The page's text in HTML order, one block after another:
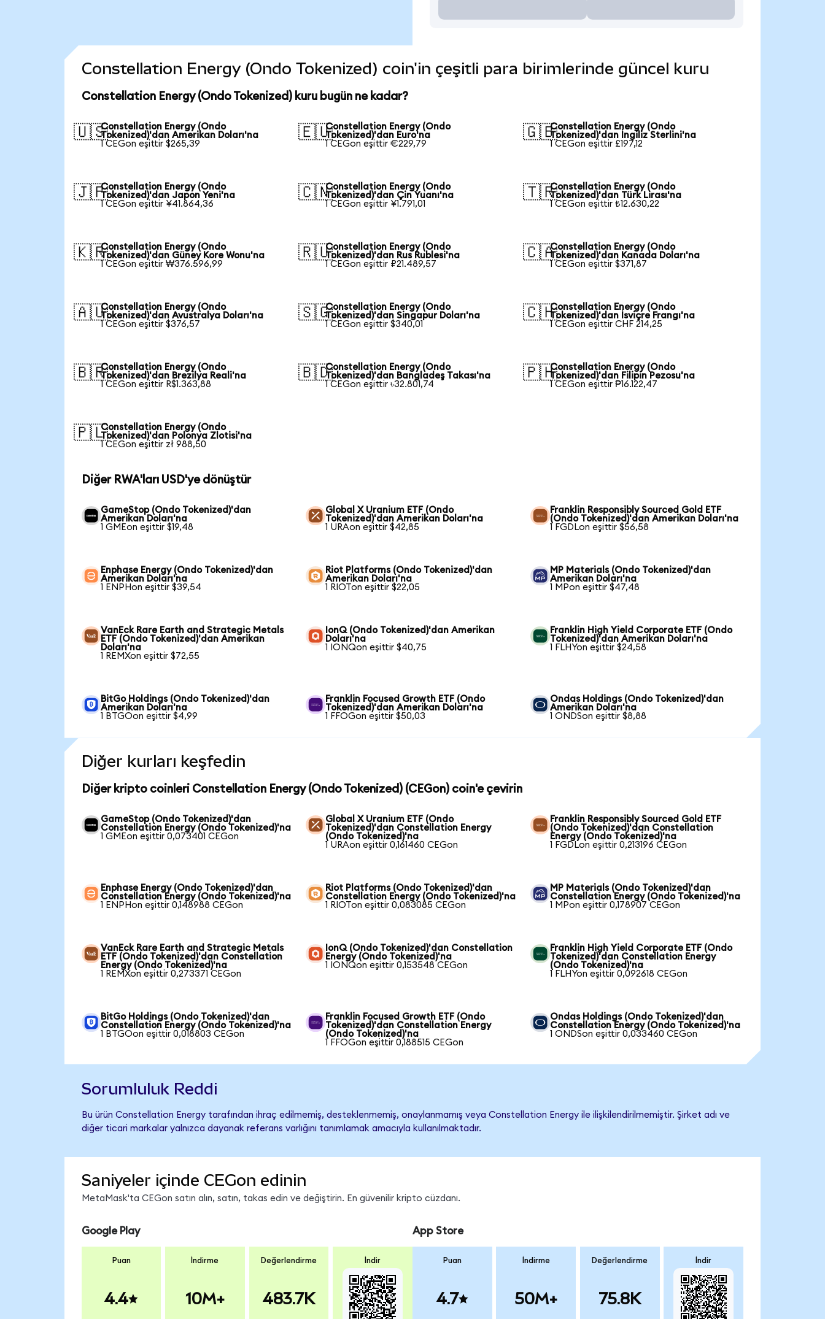
Constellation Energy (Ondo Tokenized) coin'in çeşitli para birimlerinde güncel kuru
Constellation Energy (Ondo Tokenized) kuru bugün ne kadar?
🇺🇸Constellation Energy (Ondo
Tokenized)'dan Amerikan Doları'na
1 CEGon eşittir $265,39
🇪🇺Constellation Energy (Ondo
Tokenized)'dan Euro'na
1 CEGon eşittir €229,79
🇬🇧Constellation Energy (Ondo
Tokenized)'dan İngiliz Sterlini'na
1 CEGon eşittir £197,12
🇯🇵Constellation Energy (Ondo
Tokenized)'dan Japon Yeni'na
1 CEGon eşittir ¥41.864,36
🇨🇳Constellation Energy (Ondo
Tokenized)'dan Çin Yuanı'na
1 CEGon eşittir ¥1.791,01
🇹🇷Constellation Energy (Ondo
Tokenized)'dan Türk Lirası'na
1 CEGon eşittir ₺12.630,22
🇰🇷Constellation Energy (Ondo
Tokenized)'dan Güney Kore Wonu'na
1 CEGon eşittir ₩376.596,99
🇷🇺Constellation Energy (Ondo
Tokenized)'dan Rus Rublesi'na
1 CEGon eşittir ₽21.489,57
🇨🇦Constellation Energy (Ondo
Tokenized)'dan Kanada Doları'na
1 CEGon eşittir $371,87
🇦🇺Constellation Energy (Ondo
Tokenized)'dan Avustralya Doları'na
1 CEGon eşittir $376,57
🇸🇬Constellation Energy (Ondo
Tokenized)'dan Singapur Doları'na
1 CEGon eşittir $340,01
🇨🇭Constellation Energy (Ondo
Tokenized)'dan İsviçre Frangı'na
1 CEGon eşittir CHF 214,25
🇧🇷Constellation Energy (Ondo
Tokenized)'dan Brezilya Reali'na
1 CEGon eşittir R$1.363,88
🇧🇩Constellation Energy (Ondo
Tokenized)'dan Bangladeş Takası'na
1 CEGon eşittir ৳32.801,74
🇵🇭Constellation Energy (Ondo
Tokenized)'dan Filipin Pezosu'na
1 CEGon eşittir ₱16.122,47
🇵🇱Constellation Energy (Ondo
Tokenized)'dan Polonya Zlotisi'na
1 CEGon eşittir zł 988,50
Diğer RWA'ları USD'ye dönüştür
GameStop (Ondo Tokenized)'dan
Amerikan Doları'na
1 GMEon eşittir $19,48
Global X Uranium ETF (Ondo
Tokenized)'dan Amerikan Doları'na
1 URAon eşittir $42,85
Franklin Responsibly Sourced Gold ETF
(Ondo Tokenized)'dan Amerikan Doları'na
1 FGDLon eşittir $56,58
Enphase Energy (Ondo Tokenized)'dan
Amerikan Doları'na
1 ENPHon eşittir $39,54
Riot Platforms (Ondo Tokenized)'dan
Amerikan Doları'na
1 RIOTon eşittir $22,05
MP Materials (Ondo Tokenized)'dan
Amerikan Doları'na
1 MPon eşittir $47,48
VanEck Rare Earth and Strategic Metals
ETF (Ondo Tokenized)'dan Amerikan
Doları'na
1 REMXon eşittir $72,55
IonQ (Ondo Tokenized)'dan Amerikan
Doları'na
1 IONQon eşittir $40,75
Franklin High Yield Corporate ETF (Ondo
Tokenized)'dan Amerikan Doları'na
1 FLHYon eşittir $24,58
BitGo Holdings (Ondo Tokenized)'dan
Amerikan Doları'na
1 BTGOon eşittir $4,99
Franklin Focused Growth ETF (Ondo
Tokenized)'dan Amerikan Doları'na
1 FFOGon eşittir $50,03
Ondas Holdings (Ondo Tokenized)'dan
Amerikan Doları'na
1 ONDSon eşittir $8,88
Diğer kurları keşfedin
Diğer kripto coinleri Constellation Energy (Ondo Tokenized) (CEGon) coin'e çevirin
GameStop (Ondo Tokenized)'dan
Constellation Energy (Ondo Tokenized)'na
1 GMEon eşittir 0,073401 CEGon
Global X Uranium ETF (Ondo
Tokenized)'dan Constellation Energy
(Ondo Tokenized)'na
1 URAon eşittir 0,161460 CEGon
Franklin Responsibly Sourced Gold ETF
(Ondo Tokenized)'dan Constellation
Energy (Ondo Tokenized)'na
1 FGDLon eşittir 0,213196 CEGon
Enphase Energy (Ondo Tokenized)'dan
Constellation Energy (Ondo Tokenized)'na
1 ENPHon eşittir 0,148988 CEGon
Riot Platforms (Ondo Tokenized)'dan
Constellation Energy (Ondo Tokenized)'na
1 RIOTon eşittir 0,083085 CEGon
MP Materials (Ondo Tokenized)'dan
Constellation Energy (Ondo Tokenized)'na
1 MPon eşittir 0,178907 CEGon
VanEck Rare Earth and Strategic Metals
ETF (Ondo Tokenized)'dan Constellation
Energy (Ondo Tokenized)'na
1 REMXon eşittir 0,273371 CEGon
IonQ (Ondo Tokenized)'dan Constellation
Energy (Ondo Tokenized)'na
1 IONQon eşittir 0,153548 CEGon
Franklin High Yield Corporate ETF (Ondo
Tokenized)'dan Constellation Energy
(Ondo Tokenized)'na
1 FLHYon eşittir 0,092618 CEGon
BitGo Holdings (Ondo Tokenized)'dan
Constellation Energy (Ondo Tokenized)'na
1 BTGOon eşittir 0,018803 CEGon
Franklin Focused Growth ETF (Ondo
Tokenized)'dan Constellation Energy
(Ondo Tokenized)'na
1 FFOGon eşittir 0,188515 CEGon
Ondas Holdings (Ondo Tokenized)'dan
Constellation Energy (Ondo Tokenized)'na
1 ONDSon eşittir 0,033460 CEGon
Sorumluluk Reddi
Bu ürün Constellation Energy tarafından ihraç edilmemiş, desteklenmemiş, onaylanmamış veya Constellation Energy ile ilişkilendirilmemiştir. Şirket adı ve
diğer ticari markalar yalnızca dayanak referans varlığını tanımlamak amacıyla kullanılmaktadır.
Saniyeler içinde CEGon edinin
MetaMask'ta CEGon satın alın, satın, takas edin ve değiştirin. En güvenilir kripto cüzdanı.
Google Play
Puan
4.4
İndirme
10M+
Değerlendirme
483.7K
İndir
App Store
Puan
4.7
İndirme
50M+
Değerlendirme
75.8K
İndir